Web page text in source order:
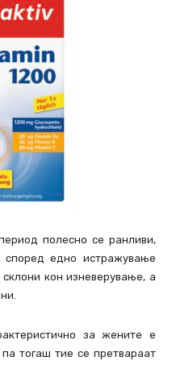
полесно се ранливи,
едно истражување
кон изневерување, а
за жените е
тогаш тие се претвараат